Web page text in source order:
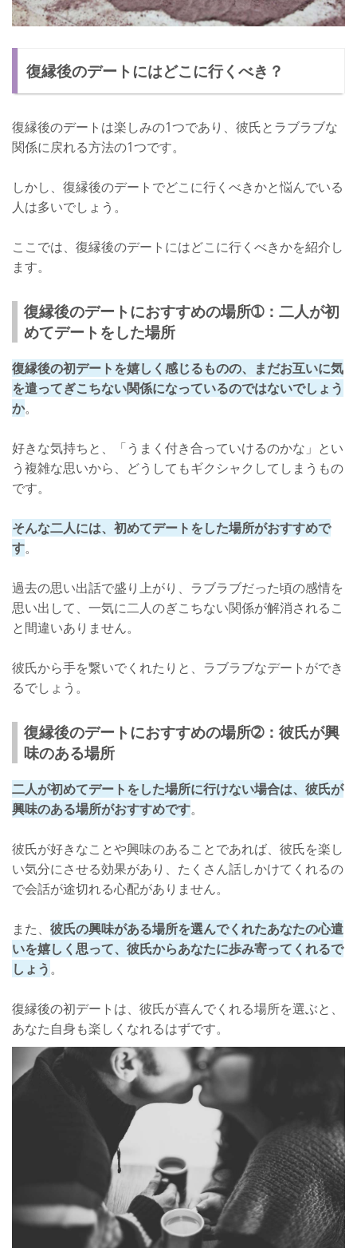
復縁後のデートにはどこに行くべき？
復縁後のデートは楽しみの1つであり、彼氏とラブラブな
関係に戻れる方法の1つです。
しかし、復縁後のデートでどこに行くべきかと悩んでいる
人は多いでしょう。
ここでは、復縁後のデートにはどこに行くべきかを紹介し
ます。
復縁後のデートにおすすめの場所➀：二人が初
めてデートをした場所
復縁後の初デートを嬉しく感じるものの、まだお互いに気
を遣ってぎこちない関係になっているのではないでしょう
か。
好きな気持ちと、「うまく付き合っていけるのかな」とい
う複雑な思いから、どうしてもギクシャクしてしまうもの
です。
そんな二人には、初めてデートをした場所がおすすめで
す。
過去の思い出話で盛り上がり、ラブラブだった頃の感情を
思い出して、一気に二人のぎこちない関係が解消されるこ
と間違いありません。
彼氏から手を繋いでくれたりと、ラブラブなデートができ
るでしょう。
復縁後のデートにおすすめの場所➁：彼氏が興
味のある場所
二人が初めてデートをした場所に行けない場合は、彼氏が
興味のある場所がおすすめです。
彼氏が好きなことや興味のあることであれば、彼氏を楽し
い気分にさせる効果があり、たくさん話しかけてくれるの
で会話が途切れる心配がありません。
また、 彼氏の興味がある場所を選んでくれたあなたの心遣
いを嬉しく思って、彼氏からあなたに歩み寄ってくれるで
しょう。
復縁後の初デートは、彼氏が喜んでくれる場所を選ぶと、
あなた自身も楽しくなれるはずです。